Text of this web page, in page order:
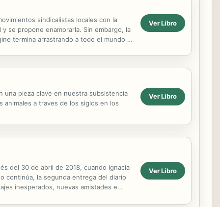
sindicalistas locales con la
se propone enamorarla. Sin embargo, la
termina arrastrando a todo el mundo a
Ver Libro
una pieza clave en nuestra subsistencia
a traves de los siglos en los
Ver Libro
del 30 de abril de 2018, cuando Ignacia
continúa, la segunda entrega del diario
inesperados, nuevas amistades e
Ver Libro